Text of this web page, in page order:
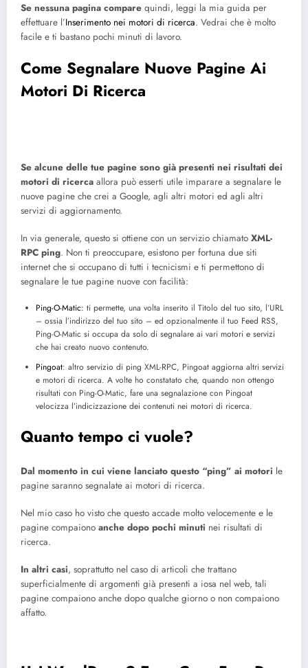
Se nessuna pagina compare quindi, leggi la mia guida per
effettuare l’Inserimento nei motori di ricerca. Vedrai che è molto
facile e ti bastano pochi minuti di lavoro.
Come Segnalare Nuove Pagine Ai
Motori Di Ricerca
Se alcune delle tue pagine sono già presenti nei risultati dei
motori di ricerca allora può esserti utile imparare a segnalare le
nuove pagine che crei a Google, agli altri motori ed agli altri
servizi di aggiornamento.
In via generale, questo si ottiene con un servizio chiamato XML-
RPC ping. Non ti preoccupare, esistono per fortuna due siti
internet che si occupano di tutti i tecnicismi e ti permettono di
segnalare le tue pagine nuove con facilità:
Ping-O-Matic: ti permette, una volta inserito il Titolo del tuo sito, l’URL
– ossia l’indirizzo del tuo sito – ed opzionalmente il tuo Feed RSS,
Ping-O-Matic si occupa da solo di segnalare ai vari motori e servizi
che hai creato nuovo contenuto.
Pingoat: altro servizio di ping XML-RPC, Pingoat aggiorna altri servizi
e motori di ricerca. A volte ho constatato che, quando non ottengo
risultati con Ping-O-Matic, fare una segnalazione con Pingoat
velocizza l’indicizzazione dei contenuti nei motori di ricerca.
Quanto tempo ci vuole?
Dal momento in cui viene lanciato questo “ping” ai motori le
pagine saranno segnalate ai motori di ricerca.
Nel mio caso ho visto che questo accade molto velocemente e le
pagine compaiono anche dopo pochi minuti nei risultati di
ricerca.
In altri casi, soprattutto nel caso di articoli che trattano
superficialmente di argomenti già presenti a iosa nel web, tali
pagine compaiono anche dopo qualche giorno o non compaiono
affatto.